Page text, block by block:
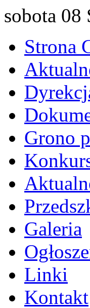
sobota 08
Strona
Grono
Galeria
Linki
Kontakt